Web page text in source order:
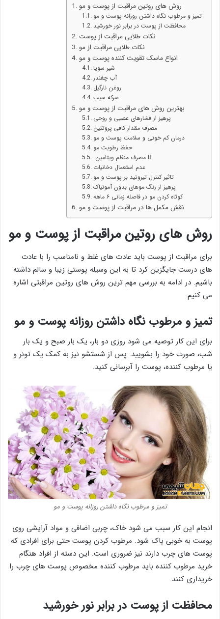
روش های روتین مراقبت از پوست و مو
تمیز و مرطوب نگاه داشتن روزانه پوست و مو
محافظت از پوست در برابر نور خورشید
نکات طلایی مراقبت از پوست
نکات طلایی مراقبت از مو
انواع ماسک تقویت کننده پوست و مو
شیر سویا
آب چغندر
روغن نارگیل
سرکه سیب
بهترین روش های مراقبت از پوست و مو
پرهیز از فشارهای عصبی و روحی
مصرف مقدار کافی پروتئین
درمان کم خونی و سلامت پوست و مو
حفظ رطوبت مو
مصرف منظم ویتامین B
عدم استعمال دخانیات
تاثیر کنترل تیروئید بر پوست و مو
پرهیز از رنگ موهای بدون آمونیاک
کوتاه کردن مو در فاصله زمانی ۶ ماهه
نقش مکمل ها در مراقبت از پوست و مو
روش های روتین مراقبت از پوست و مو
برای مراقبت از پوست باید عادت های غلط و نامناسب را با عادت
های درست جایگزین کرد تا به این وسیله پوستی زیبا و سالم داشته
باشیم. در ادامه به بررسی مهم ترین روش های روتین مراقبتی اشاره
می کنیم.
تمیز و مرطوب نگاه داشتن روزانه پوست و مو
برای این کار توصیه می شود روزی دو بار، یک بار صبح و یک بار
شب، صورت خود را بشویید. پس از شستشو نیز به کمک یک تونر و
یا مرطوب کننده، پوست را آبرسانی کنید.
تمیز و مرطوب نگاه داشتن روزانه پوست و مو
انجام این کار سبب می شود خاک، چربی اضافی و مواد آرایشی روی
پوست به خوبی پاک شود. مرطوب کردن پوست حتی برای افرادی که
پوست های چرب دارند نیز ضروری است. این دسته از افراد هنگام
خرید مرطوب کننده باید مرطوب کننده مخصوص پوست های چرب را
خریداری کنند.
محافظت از پوست در برابر نور خورشید